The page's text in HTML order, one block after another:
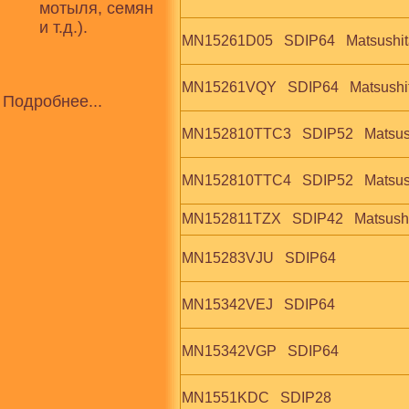
мотыля, семян
и т.д.).
Подробнее...
MN15261D05   SDIP64
MN15261VQY   SDIP64
MN152810TTC3   SDIP52
MN152810TTC4   SDIP52
MN152811TZX   SDIP42
MN15283VJU   SDIP64
MN15342VEJ   SDIP64
MN15342VGP   SDIP64
MN1551KDC   SDIP28